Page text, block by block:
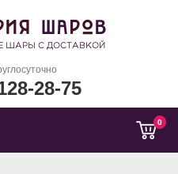
28-75
0